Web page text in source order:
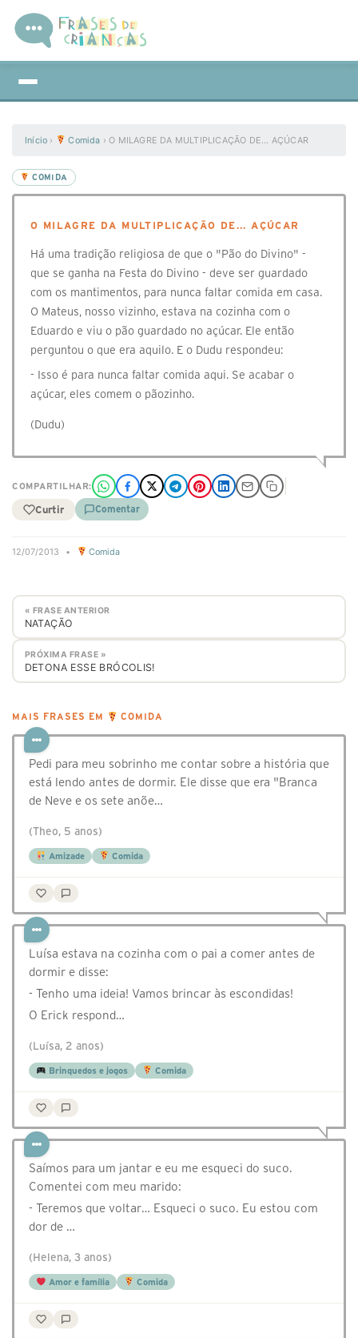
Início › Comida ›O MILAGRE DA MULTIPLICAÇÃO DE... AÇÚCAR
COMIDA
O MILAGRE DA MULTIPLICAÇÃO DE... AÇÚCAR
Há uma tradição religiosa de que o "Pão do Divino" -
que se ganha na Festa do Divino - deve ser guardado
com os mantimentos, para nunca faltar comida em casa.
O Mateus, nosso vizinho, estava na cozinha com o
Eduardo e viu o pão guardado no açúcar. Ele então
perguntou o que era aquilo. E o Dudu respondeu:
- Isso é para nunca faltar comida aqui. Se acabar o
açúcar, eles comem o pãozinho.
(Dudu)
COMPARTILHAR:
Curtir Comentar
12/07/2013 • Comida
« FRASE ANTERIOR
NATAÇÃO
PRÓXIMA FRASE »
DETONA ESSE BRÓCOLIS!
MAIS FRASES EM COMIDA
Pedi para meu sobrinho me contar sobre a história que
está lendo antes de dormir. Ele disse que era "Branca
de Neve e os sete anõe…
(Theo, 5 anos)
Amizade Comida
Luísa estava na cozinha com o pai a comer antes de
dormir e disse:
- Tenho uma ideia! Vamos brincar às escondidas!
O Erick respond…
(Luísa, 2 anos)
Brinquedos e jogos Comida
Saímos para um jantar e eu me esqueci do suco.
Comentei com meu marido:
- Teremos que voltar… Esqueci o suco. Eu estou com
dor de …
(Helena, 3 anos)
Amor e família Comida